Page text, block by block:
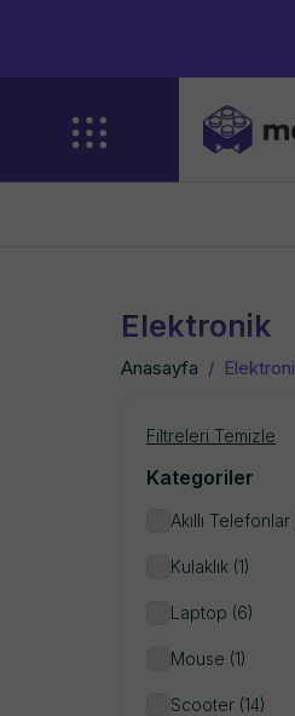
Elektronik
Anasayfa /
Filtreleri Temizle
Kategoriler
Akıllı Telefonlar
Kulaklık (1)
Laptop (6)
Mouse (1)
Scooter (14)